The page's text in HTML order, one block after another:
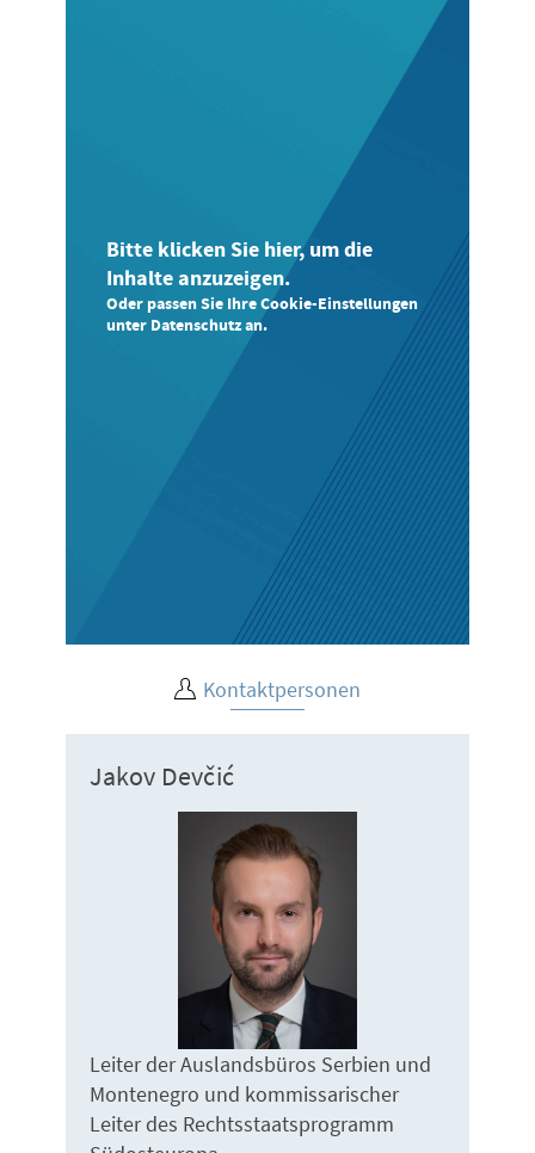
Bitte klicken Sie hier, um die
Inhalte anzuzeigen.
Oder passen Sie Ihre Cookie-Einstellungen
unter Datenschutz an.
Kontaktpersonen
Jakov Devčić
Leiter der Auslandsbüros Serbien und
Montenegro und kommissarischer
Leiter des Rechtsstaatsprogramm